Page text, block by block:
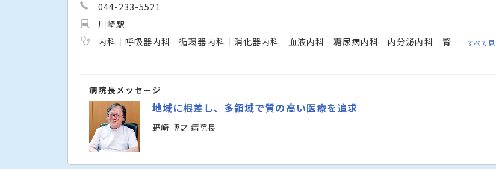
044-233-5521
川崎駅
内科
呼吸器内科 循環器内科 消化器内科 血液内科 糖尿病内科 内分泌内科 腎臓内科 すべて見
病院長メッセージ
地域に根差し、多領域で質の高い医療を追求
野崎 博之 病院長